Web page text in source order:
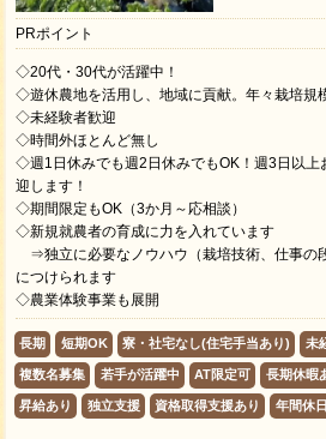
PRポイント
◇20代・30代が活躍中！
◇遊休農地を活用し、地域に貢献。年々栽培規
◇未経験者歓迎
◇時間外ほとんど無し
◇週1日休みでも週2日休みでもOK！週3日以上
迎します！
◇期間限定もOK（3か月～応相談）
◇新規就農者の育成に力を入れています
⇒独立に必要なノウハウ（栽培技術、仕事の
につけられます
◇農業体験事業も展開
長期 短期OK 寮・社宅なし(住宅手当あり) 未
複数名募集 若手が活躍中 AT限定可 長期休暇
昇給あり 独立支援 資格取得支援あり 年間休